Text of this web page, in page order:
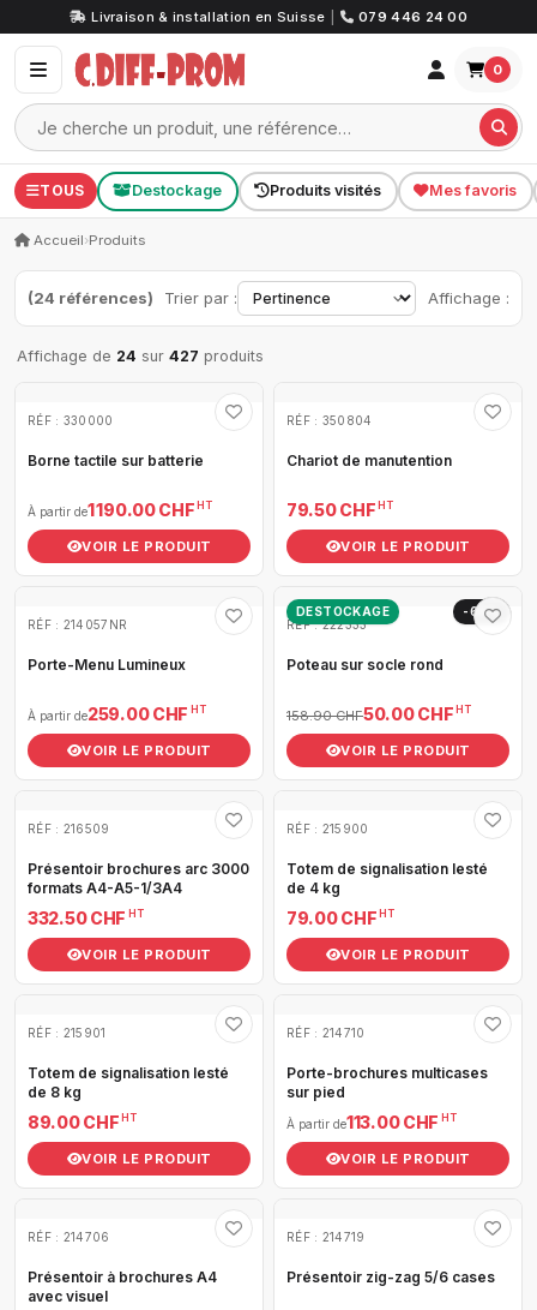
Livraison & installation en Suisse 079 446 24 00
0
TOUS Destockage Produits visités Mes favoris
Accueil›Produits
(24 références) Trier par : Affichage :
Affichage de 24 sur 427 produits
RÉF : 330000
Borne tactile sur batterie
À partir de1 190.00 CHF HT
VOIR LE PRODUIT
RÉF : 350804
Chariot de manutention
79.50 CHF HT
VOIR LE PRODUIT
RÉF : 214057NR
Porte-Menu Lumineux
À partir de259.00 CHF HT
VOIR LE PRODUIT
DESTOCKAGE
-69%
RÉF : 222333
Poteau sur socle rond
158.90 CHF50.00 CHF HT
VOIR LE PRODUIT
RÉF : 216509
Présentoir brochures arc 3000
formats A4-A5-1/3A4
332.50 CHF HT
VOIR LE PRODUIT
RÉF : 215900
Totem de signalisation lesté
de 4 kg
79.00 CHF HT
VOIR LE PRODUIT
RÉF : 215901
Totem de signalisation lesté
de 8 kg
89.00 CHF HT
VOIR LE PRODUIT
RÉF : 214710
Porte-brochures multicases
sur pied
À partir de113.00 CHF HT
VOIR LE PRODUIT
RÉF : 214706
Présentoir à brochures A4
avec visuel
RÉF : 214719
Présentoir zig-zag 5/6 cases